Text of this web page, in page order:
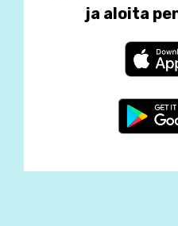
ja aloita